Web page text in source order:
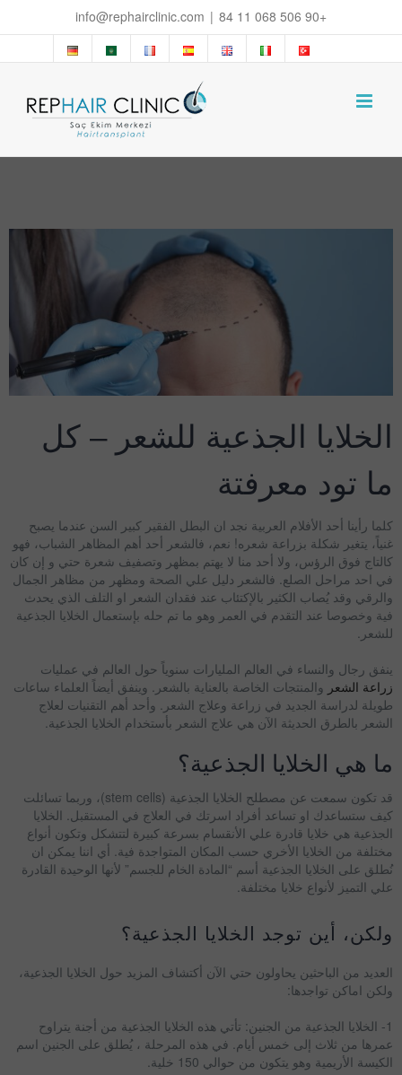
+90 506 068 11 84
|
info@rephairclinic.com
الخلايا الجذعية للشعر – كل
ما تود معرفتة
كلما رأينا أحد الأفلام العربية نجد ان البطل الفقير كبير السن عندما يصبح
غنياً، يتغير شكلة بزراعة شعره! نعم، فالشعر أحد أهم المظاهر الشباب، فهو
كالتاج فوق الرؤس، ولا أحد منا لا يهتم بمظهر وتصفيف شعرة حتي و إن كان
في احد مراحل الصلع. فالشعر دليل علي الصحة ومظهر من مظاهر الجمال
والرقي وقد يُصاب الكثير بالإكتئاب عند فقدان الشعر او التلف الذي يحدث
فية وخصوصا عند التقدم في العمر وهو ما تم حله بإستعمال الخلايا الجذعية
للشعر.
ينفق رجال والنساء في العالم المليارات سنوياً حول العالم في عمليات
زراعة الشعر والمنتجات الخاصة بالعناية بالشعر. وينفق أيضاً العلماء ساعات
طويلة لدراسة الجديد في زراعة وعلاج الشعر. وأحد أهم التقنيات لعلاج
الشعر بالطرق الحديثة الآن هي علاج الشعر بأستخدام الخلايا الجذعية.
ما هي الخلايا الجذعية؟
قد تكون سمعت عن مصطلح الخلايا الجذعية (stem cells)، وربما تسائلت
كيف ستساعدك او تساعد أفراد اسرتك في العلاج في المستقبل. الخلايا
الجذعية هي خلايا قادرة علي الأنقسام بسرعة كبيرة لتتشكل وتكون أنواع
مختلفة من الخلايا الأخري حسب المكان المتواجدة فية. أي اننا يمكن ان
نُطلق على الخلايا الجذعية أسم “المادة الخام للجسم” لأنها الوحيدة القادرة
علي التميز لأنواع خلايا مختلفة.
ولكن، أين توجد الخلايا الجذعية؟
العديد من الباحثين يحاولون حتي الآن أكتشاف المزيد حول الخلايا الجذعية،
ولكن اماكن تواجدها:
1- الخلايا الجذعية من الجنين: تأتي هذه الخلايا الجذعية من أجنة يتراوح
عمرها من ثلاث إلى خمس أيام. في هذه المرحلة ، يُطلق على الجنين اسم
الكيسة الأريمية وهو يتكون من حوالي 150 خلية.